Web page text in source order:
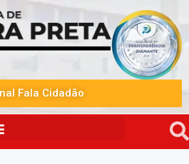
Fala Cidadão